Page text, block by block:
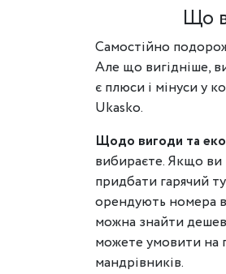
Що
Самостійно
Але що вигідніше,
є плюси і мінуси у
Ukasko.
Щодо вигоди та
вибираєте. Якщо ви
придбати гарячий
орендують номера в
можна знайти
можете умовити на
мандрівників.